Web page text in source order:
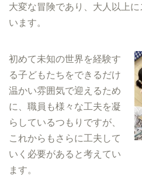
大変な冒険であり、大人以上
います。
初めて未知の世界を経験す
る子どもたちをできるだけ
温かい雰囲気で迎えるため
に、職員も様々な工夫を凝
らしているつもりですが、
これからもさらに工夫して
いく必要があると考えてい
ます。